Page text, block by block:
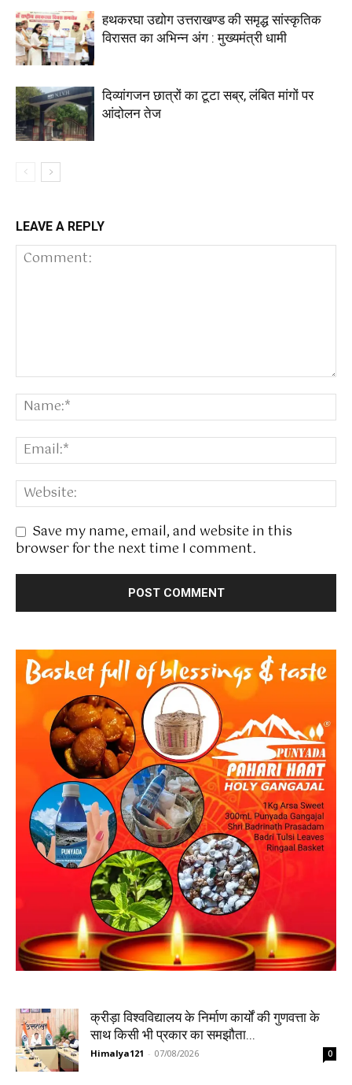
हथकरघा उद्योग उत्तराखण्ड की समृद्ध सांस्कृतिक
विरासत का अभिन्न अंग : मुख्यमंत्री धामी
दिव्यांगजन छात्रों का टूटा सब्र, लंबित मांगों पर
आंदोलन तेज
LEAVE A REPLY
Save my name, email, and website in this
browser for the next time I comment.
क्रीड़ा विश्वविद्यालय के निर्माण कार्यों की गुणवत्ता के
साथ किसी भी प्रकार का समझौता...
Himalya121 - 07/08/2026 0